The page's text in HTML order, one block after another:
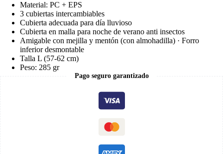
Material: PC + EPS
3 cubiertas intercambiables
Cubierta adecuada para día lluvioso
Cubierta en malla para noche de verano anti insectos
Amigable con mejilla y mentón (con almohadilla) · Forro
inferior desmontable
Talla L (57-62 cm)
Peso: 285 gr
Pago seguro garantizado